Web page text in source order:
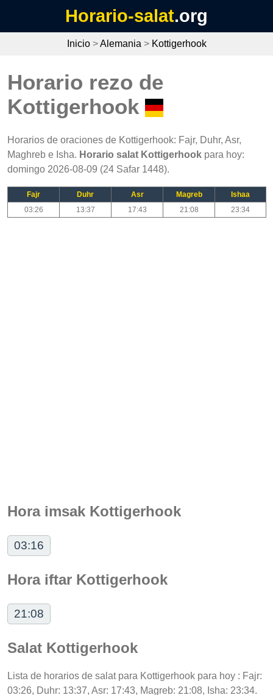
Horario-salat.org
Inicio>Alemania > Kottigerhook
Horario rezo de
Kottigerhook
Horarios de oraciones de Kottigerhook: Fajr, Duhr, Asr,
Maghreb e Isha. Horario salat Kottigerhook para hoy:
domingo 2026-08-09 (24 Safar 1448).
Fajr Duhr Asr Magreb
Ishaa
03:26
13:37 17:43 21:08 23:34
Hora imsak Kottigerhook
03:16
Hora iftar Kottigerhook
21:08
Salat Kottigerhook
Lista de horarios de salat para Kottigerhook para hoy : Fajr:
03:26, Duhr: 13:37, Asr: 17:43, Magreb: 21:08, Isha: 23:34.